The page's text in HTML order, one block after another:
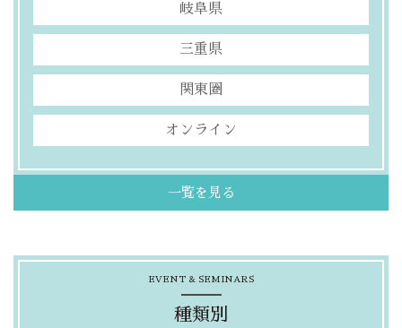
岐阜県
三重県
関東圏
オンライン
一覧を見る
EVENT & SEMINARS
種類別